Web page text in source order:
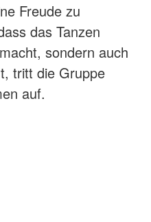
Freude zu
das Tanzen
sondern auch
tritt die Gruppe
auf.